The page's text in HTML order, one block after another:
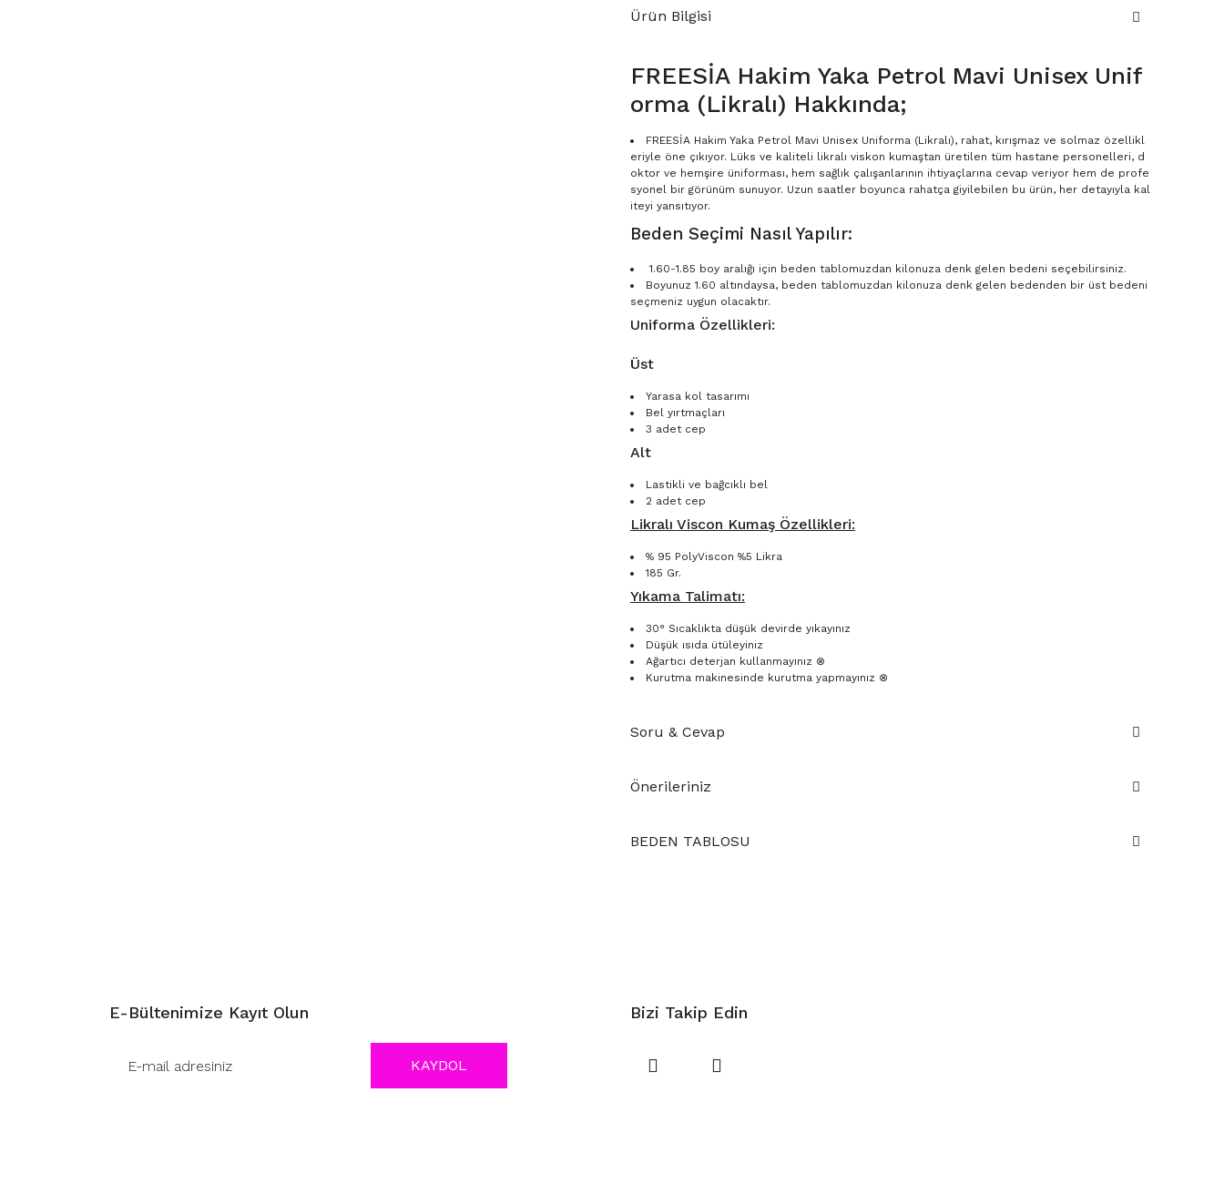
Ürün Bilgisi
FREESİA Hakim Yaka Petrol Mavi Unisex Unif
orma (Likralı) Hakkında;
FREESİA Hakim Yaka Petrol Mavi Unisex Uniforma (Likralı), rahat, kırışmaz ve solmaz özellikl
eriyle öne çıkıyor. Lüks ve kaliteli likralı viskon kumaştan üretilen tüm hastane personelleri, d
oktor ve hemşire üniforması, hem sağlık çalışanlarının ihtiyaçlarına cevap veriyor hem de profe
syonel bir görünüm sunuyor. Uzun saatler boyunca rahatça giyilebilen bu ürün, her detayıyla kal
iteyi yansıtıyor.
Beden Seçimi Nasıl Yapılır:
1.60-1.85 boy aralığı için beden tablomuzdan kilonuza denk gelen bedeni seçebilirsiniz.
Boyunuz 1.60 altındaysa, beden tablomuzdan kilonuza denk gelen bedenden bir üst bedeni
seçmeniz uygun olacaktır.
Uniforma Özellikleri:
Üst
Yarasa kol tasarımı
Bel yırtmaçları
3 adet cep
Alt
Lastikli ve bağcıklı bel
2 adet cep
Likralı Viscon Kumaş Özellikleri:
% 95 PolyViscon %5 Likra
185 Gr.
Yıkama Talimatı:
30° Sıcaklıkta düşük devirde yıkayınız
Düşük ısıda ütüleyiniz
Ağartıcı deterjan kullanmayınız ⊗
Kurutma makinesinde kurutma yapmayınız ⊗
Soru & Cevap
Önerileriniz
BEDEN TABLOSU
E-Bültenimize Kayıt Olun
KAYDOL
Bizi Takip Edin